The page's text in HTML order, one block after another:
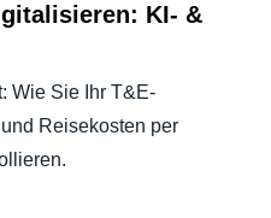
KI- &
Wie Sie Ihr T&E-
Reisekosten per